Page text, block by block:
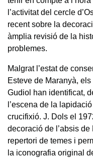
l’activitat del cercle
recent sobre la
àmplia revisió de la
problemes.
Malgrat l’estat de
Esteve de Maranyà,
Gudiol han identificat,
l’escena de la
crucifixió. J. Dols el
decoració de l’absis
repertori de temes i
la iconografia original